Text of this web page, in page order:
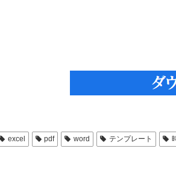
excel pdf word テンプレート